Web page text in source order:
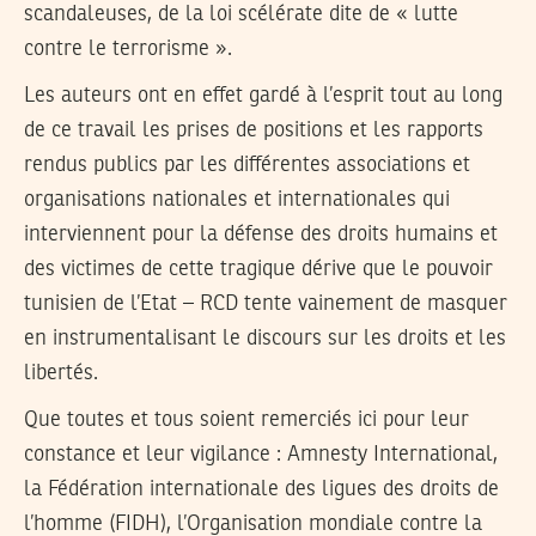
scandaleuses, de la loi scélérate dite de « lutte
contre le terrorisme ».
Les auteurs ont en effet gardé à l’esprit tout au long
de ce travail les prises de positions et les rapports
rendus publics par les différentes associations et
organisations nationales et internationales qui
interviennent pour la défense des droits humains et
des victimes de cette tragique dérive que le pouvoir
tunisien de l’Etat – RCD tente vainement de masquer
en instrumentalisant le discours sur les droits et les
libertés.
Que toutes et tous soient remerciés ici pour leur
constance et leur vigilance : Amnesty International,
la Fédération internationale des ligues des droits de
l’homme (FIDH), l’Organisation mondiale contre la